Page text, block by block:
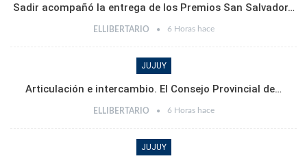
Sadir acompañó la entrega de los Premios San Salvador…
ELLIBERTARIO 6 Horas hace
JUJUY
Articulación e intercambio. El Consejo Provincial de…
ELLIBERTARIO 6 Horas hace
JUJUY